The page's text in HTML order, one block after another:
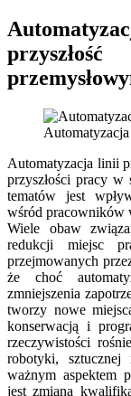
Automatyzacja linii
przyszłości pracy w
tematów jest
wśród pracowników
Wiele obaw
redukcji miejsc
przejmowanych
że choć
zmniejszenia
tworzy nowe
konserwacją i
rzeczywistości
robotyki,
ważnym aspektem
jest zmiana